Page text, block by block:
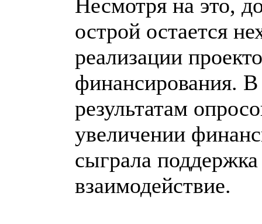
Несмотря на это,
острой остается
реализации
финансирования. В
результатам
увеличении
сыграла
взаимодействие.